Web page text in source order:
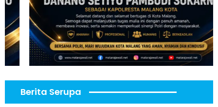
Berita Serupa